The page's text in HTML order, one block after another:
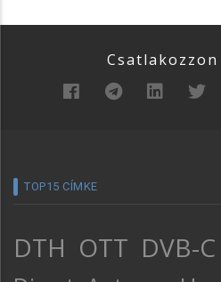
TOP15 CÍMKE
DTH OTT DVB-C